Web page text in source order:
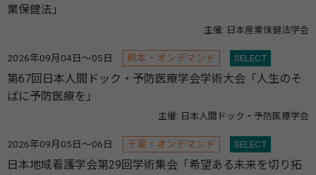
業保健法」
主催: 日本産業保健法学会
2026年09月04日～05日 熊本・オンデマンド SELECT
第67回日本人間ドック・予防医療学会学術大会「人生のそ
ばに予防医療を」
主催: 日本人間ドック・予防医療学会
2026年09月05日～06日 千葉・オンデマンド SELECT
日本地域看護学会第29回学術集会「希望ある未来を切り拓